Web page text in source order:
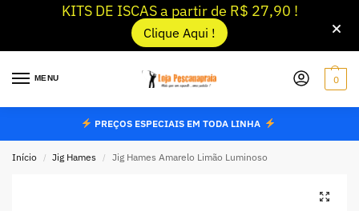
KITS DE ISCAS a partir de R$ 27,90 !
Clique Aqui !
MENU 0
PREÇOS ESPECIAIS EM TODA LINHA
Início / Jig Hames / Jig Hames Amarelo Limão Luminoso